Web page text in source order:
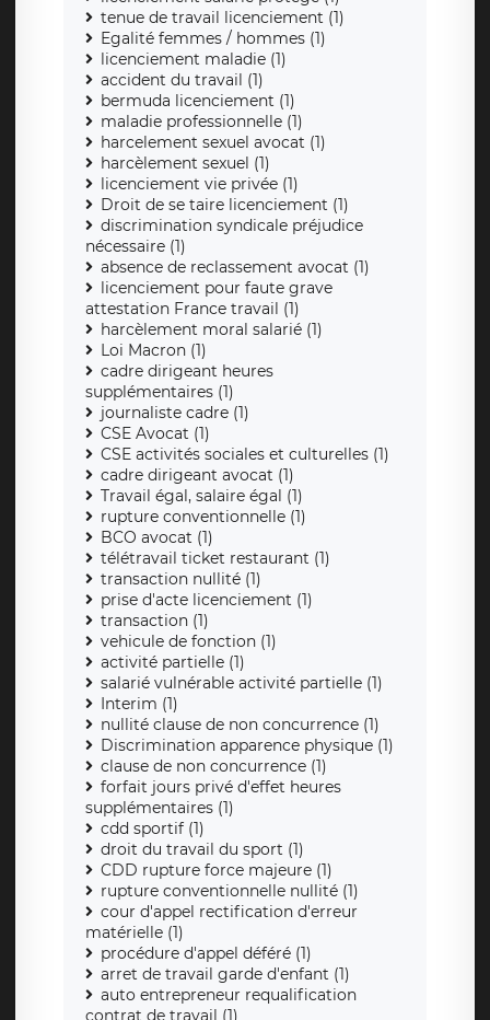
tenue de travail licenciement (1)
Egalité femmes / hommes (1)
licenciement maladie (1)
accident du travail (1)
bermuda licenciement (1)
maladie professionnelle (1)
harcelement sexuel avocat (1)
harcèlement sexuel (1)
licenciement vie privée (1)
Droit de se taire licenciement (1)
discrimination syndicale préjudice
nécessaire (1)
absence de reclassement avocat (1)
licenciement pour faute grave
attestation France travail (1)
harcèlement moral salarié (1)
Loi Macron (1)
cadre dirigeant heures
supplémentaires (1)
journaliste cadre (1)
CSE Avocat (1)
CSE activités sociales et culturelles (1)
cadre dirigeant avocat (1)
Travail égal, salaire égal (1)
rupture conventionnelle (1)
BCO avocat (1)
télétravail ticket restaurant (1)
transaction nullité (1)
prise d'acte licenciement (1)
transaction (1)
vehicule de fonction (1)
activité partielle (1)
salarié vulnérable activité partielle (1)
Interim (1)
nullité clause de non concurrence (1)
Discrimination apparence physique (1)
clause de non concurrence (1)
forfait jours privé d'effet heures
supplémentaires (1)
cdd sportif (1)
droit du travail du sport (1)
CDD rupture force majeure (1)
rupture conventionnelle nullité (1)
cour d'appel rectification d'erreur
matérielle (1)
procédure d'appel déféré (1)
arret de travail garde d'enfant (1)
auto entrepreneur requalification
contrat de travail (1)